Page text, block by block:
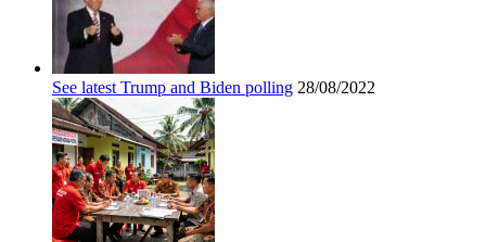
See latest Trump and Biden polling 28/08/2022